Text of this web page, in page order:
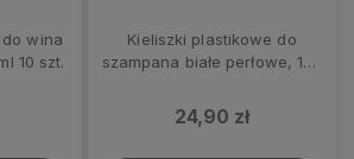
wina
10 szt.
Kieliszki plastikowe do
szampana białe perłowe, 140
24,90 zł